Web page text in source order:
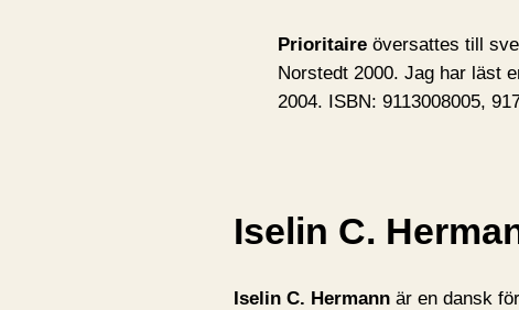
Prioritaire översattes till
Norstedt 2000. Jag har läst
2004. ISBN: 9113008005,
Iselin C.
Iselin C. Hermann är en dansk